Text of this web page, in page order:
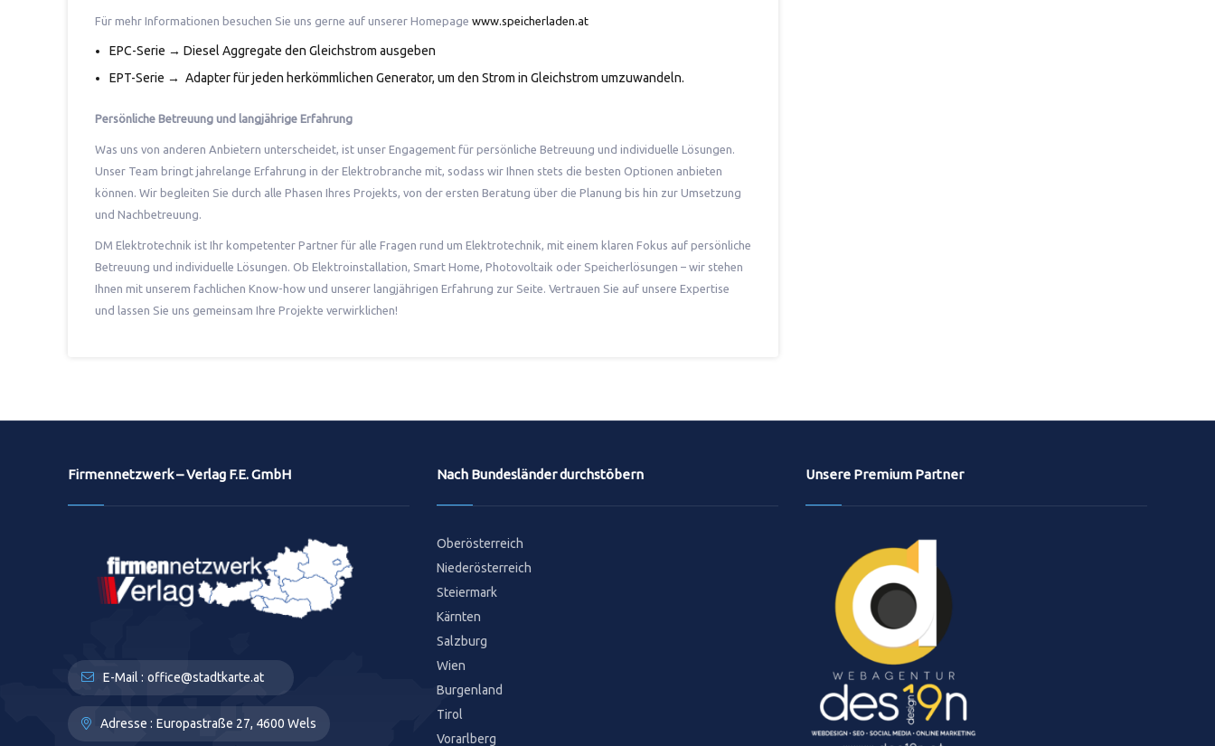
Für mehr Informationen besuchen Sie uns gerne auf unserer Homepage www.speicherladen.at
EPC-Serie → Diesel Aggregate den Gleichstrom ausgeben
EPT-Serie → Adapter für jeden herkömmlichen Generator, um den Strom in Gleichstrom umzuwandeln.
Persönliche Betreuung und langjährige Erfahrung
Was uns von anderen Anbietern unterscheidet, ist unser Engagement für persönliche Betreuung und individuelle Lösungen.
Unser Team bringt jahrelange Erfahrung in der Elektrobranche mit, sodass wir Ihnen stets die besten Optionen anbieten
können. Wir begleiten Sie durch alle Phasen Ihres Projekts, von der ersten Beratung über die Planung bis hin zur Umsetzung
und Nachbetreuung.
DM Elektrotechnik ist Ihr kompetenter Partner für alle Fragen rund um Elektrotechnik, mit einem klaren Fokus auf persönliche
Betreuung und individuelle Lösungen. Ob Elektroinstallation, Smart Home, Photovoltaik oder Speicherlösungen – wir stehen
Ihnen mit unserem fachlichen Know-how und unserer langjährigen Erfahrung zur Seite. Vertrauen Sie auf unsere Expertise
und lassen Sie uns gemeinsam Ihre Projekte verwirklichen!
Firmennetzwerk – Verlag F.E. GmbH
E-Mail : office@stadtkarte.at
Adresse : Europastraße 27, 4600 Wels
Nach Bundesländer durchstöbern
Oberösterreich
Niederösterreich
Steiermark
Kärnten
Salzburg
Wien
Burgenland
Tirol
Vorarlberg
Unsere Premium Partner